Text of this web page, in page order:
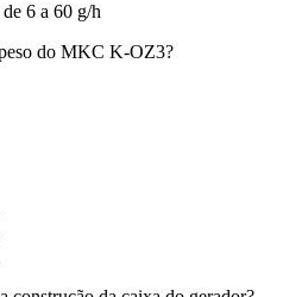
6 a 60 g/h
do MKC K-OZ3?